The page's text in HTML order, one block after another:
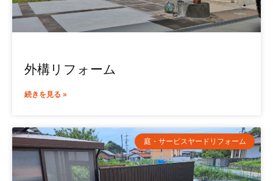
外構リフォーム
続きを見る »
庭・サービスヤードリフォーム